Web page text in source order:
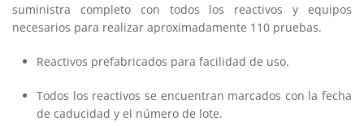
suministra completo con todos los reactivos y equipos
necesarios para realizar aproximadamente 110 pruebas.
Reactivos prefabricados para facilidad de uso.
Todos los reactivos se encuentran marcados con la fecha
de caducidad y el número de lote.